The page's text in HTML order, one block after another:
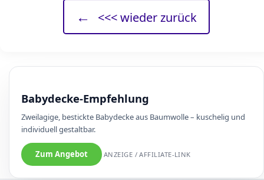
← <<< wieder zurück
Babydecke-Empfehlung
Zweilagige, bestickte Babydecke aus Baumwolle – kuschelig und
individuell gestaltbar.
Zum Angebot ANZEIGE / AFFILIATE-LINK